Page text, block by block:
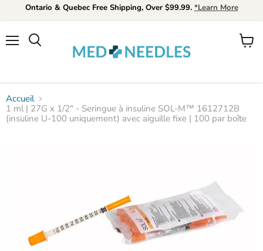
Ontario & Quebec Free Shipping, Over $99.99. *Learn More
Rechercher
Voir
Accueil
1 ml | 27G x 1/2" - Seringue à insuline SOL-M™ 1612712B
(insuline U-100 uniquement) avec aiguille fixe | 100 par boîte